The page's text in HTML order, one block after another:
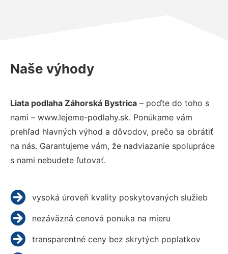
Naše výhody
Liata podlaha Záhorská Bystrica – poďte do toho s
nami – www.lejeme-podlahy.sk. Ponúkame vám
prehľad hlavných výhod a dôvodov, prečo sa obrátiť
na nás. Garantujeme vám, že nadviazanie spolupráce
s nami nebudete ľutovať.
vysoká úroveň kvality poskytovaných služieb
nezáväzná cenová ponuka na mieru
transparentné ceny bez skrytých poplatkov